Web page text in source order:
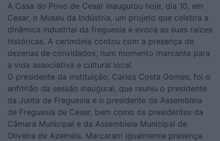
A Casa do Povo de Cesar inaugurou hoje, dia 10, em
Cesar, o Museu da Indústria, um projeto que celebra a
dinâmica industrial da freguesia e evoca as suas raízes
históricas. A cerimónia contou com a presença de
dezenas de convidados, num momento marcante para
a vida associativa e cultural local.
O presidente da instituição, Carlos Costa Gomes, foi o
anfitrião da sessão inaugural, que reuniu o presidente
da Junta de Freguesia e o presidente da Assembleia
de Freguesia de Cesar, bem como os presidentes da
Câmara Municipal e da Assembleia Municipal de
Oliveira de Azeméis. Marcaram igualmente presença